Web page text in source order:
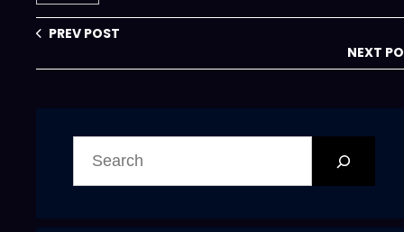
PREV POST
NEXT